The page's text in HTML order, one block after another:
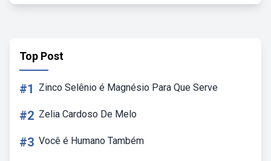
Top Post
#1 Zinco Selênio é Magnésio Para Que Serve
#2 Zelia Cardoso De Melo
#3 Você é Humano Também